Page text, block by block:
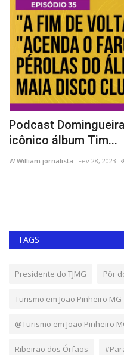
Podcast
icônico álbum Tim...
W.William jornalista Fev 28, 2023
TAGS
Presidente do TJMG Pôr
Turismo em João Pinheiro MG
@Turismo em João Pinheiro
Ribeirão dos Órfãos